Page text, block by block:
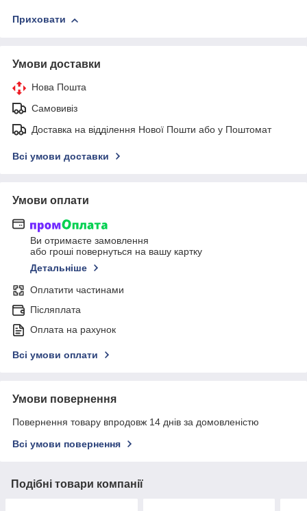
Приховати
Умови доставки
Нова Пошта
Самовивіз
Доставка на відділення Нової Пошти або у Поштомат
Всі умови доставки
Умови оплати
Ви отримаєте замовлення
або гроші повернуться на вашу картку
Детальніше
Оплатити частинами
Післяплата
Оплата на рахунок
Всі умови оплати
Умови повернення
Повернення товару впродовж 14 днів за домовленістю
Всі умови повернення
Подібні товари компанії